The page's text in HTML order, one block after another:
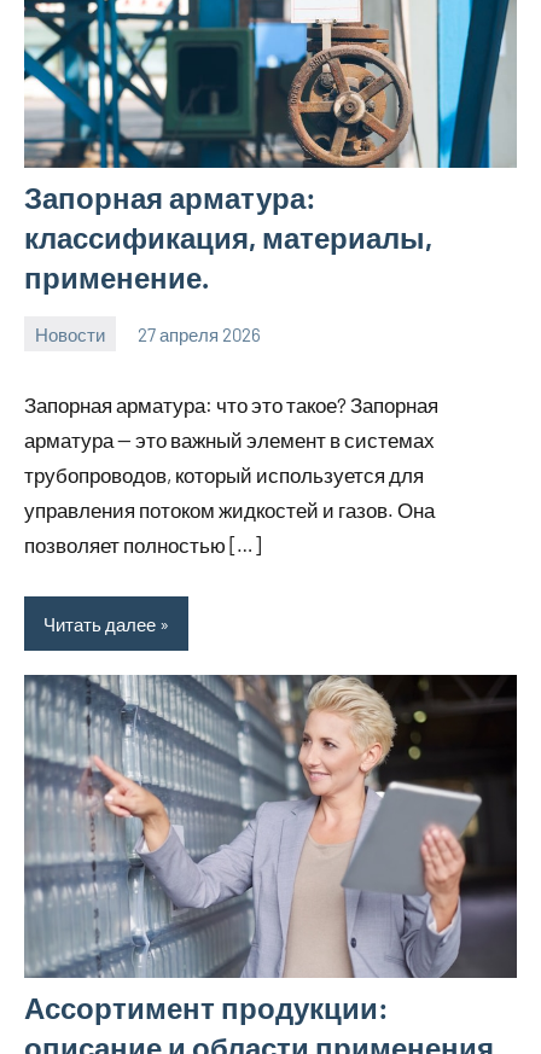
Запорная арматура:
классификация, материалы,
применение.
Новости 27 апреля 2026
Запорная арматура: что это такое? Запорная
арматура — это важный элемент в системах
трубопроводов, который используется для
управления потоком жидкостей и газов. Она
позволяет полностью […]
Читать далее
Ассортимент продукции: